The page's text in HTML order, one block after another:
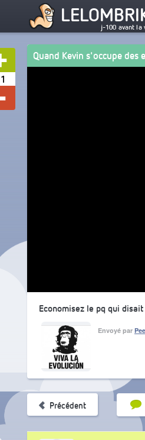
j-100 avant la
Quand Kevin s'occupe
Economisez le pq qui disait
Envoyé par
Précédent